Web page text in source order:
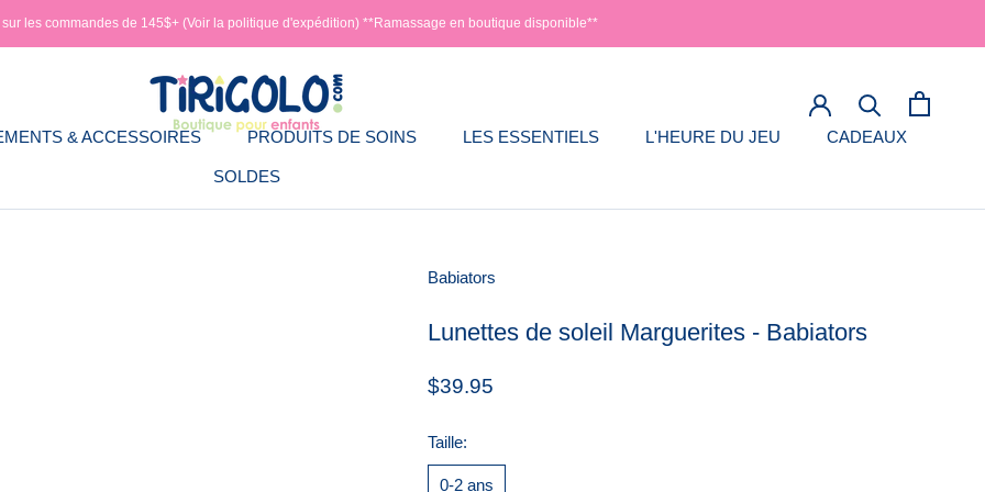
les commandes de 145$+ (Voir la politique d'expédition) **Ramassage en boutique disponible**
& ACCESSOIRES PRODUITS DE SOINS LES ESSENTIELS L'HEURE DU JEU CADEAUX
SOLDES
Babiators
Lunettes de soleil Marguerites - Babiators
$39.95
Taille:
0-2 ans